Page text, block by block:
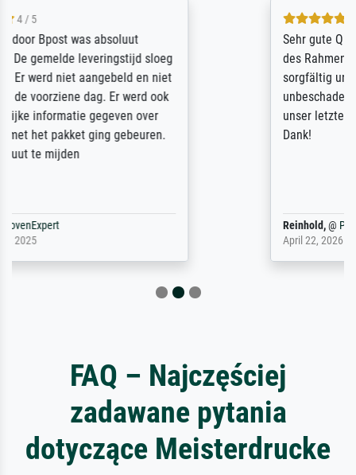
Sehr gute Qualität des Leinwanddrucks und
des Rahmens! Unser Bild wurde sehr
sorgfältig und sicher verpackt, so dass es
unbeschadet bei uns ankam. Es wird nicht
unser letzter Meisterdruck sein. Vielen
Dank!
FAQ – Najczęściej
zadawane pytania
dotyczące Meisterdrucke